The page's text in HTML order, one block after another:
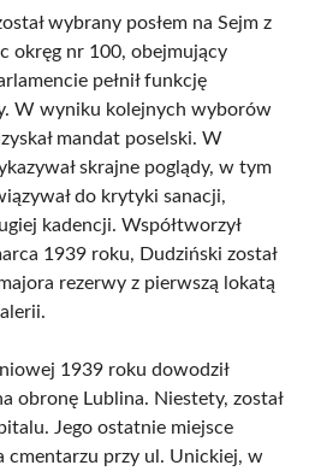
wybrany posłem na Sejm z
okręg nr 100, obejmujący
pełnił funkcję
W wyniku kolejnych wyborów
mandat poselski. W
skrajne poglądy, w tym
do krytyki sanacji,
kadencji. Współtworzył
1939 roku, Dudziński został
rezerwy z pierwszą lokatą
1939 roku dowodził
obronę Lublina. Niestety, został
Jego ostatnie miejsce
cmentarzu przy ul. Unickiej, w